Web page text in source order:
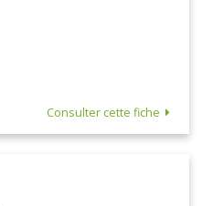
Consulter cette fiche